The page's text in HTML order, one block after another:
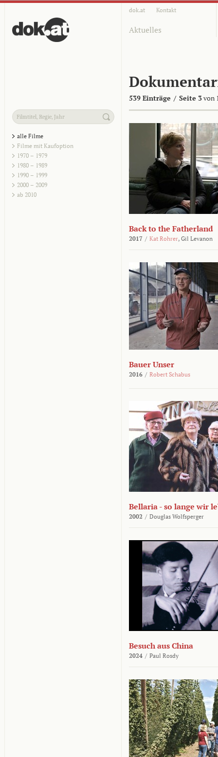
dok.at Kontakt
Aktuelles
539 Einträge / Seite 3von
alle Filme
Filme mit Kaufoption
1970 – 1979
1980 – 1989
1990 – 1999
2000 – 2009
ab 2010
Back to the Fatherland
2017 / Kat Rohrer, Gil Levanon
Bauer Unser
2016 / Robert Schabus
Bellaria - so lange wir
2002 / Douglas Wolfsperger
Besuch aus China
2024 / Paul Rosdy